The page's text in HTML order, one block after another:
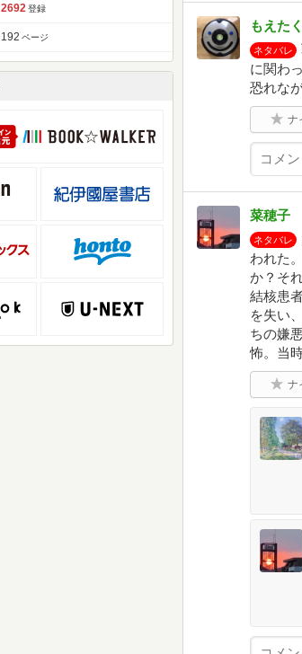
2692 登録
192 ページ
もえたく
ネタバレ
に関わ
恐れな
ナ
菜穂子
ネタバレ
われた
か？そ
結核患
を失い
ちの嫌
怖。当
ナ